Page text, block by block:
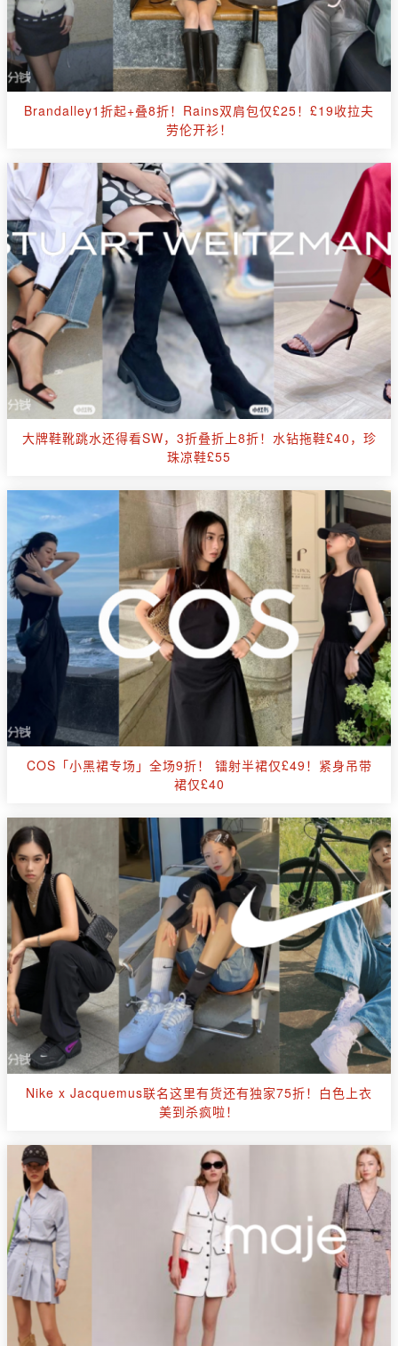
Brandalley1折起+叠8折！Rains双肩包仅£25！£19收拉夫
劳伦开衫！
大牌鞋靴跳水还得看SW，3折叠折上8折！水钻拖鞋£40，珍
珠凉鞋£55
COS「小黑裙专场」全场9折！ 镭射半裙仅£49！紧身吊带
裙仅£40
Nike x Jacquemus联名这里有货还有独家75折！白色上衣
美到杀疯啦！